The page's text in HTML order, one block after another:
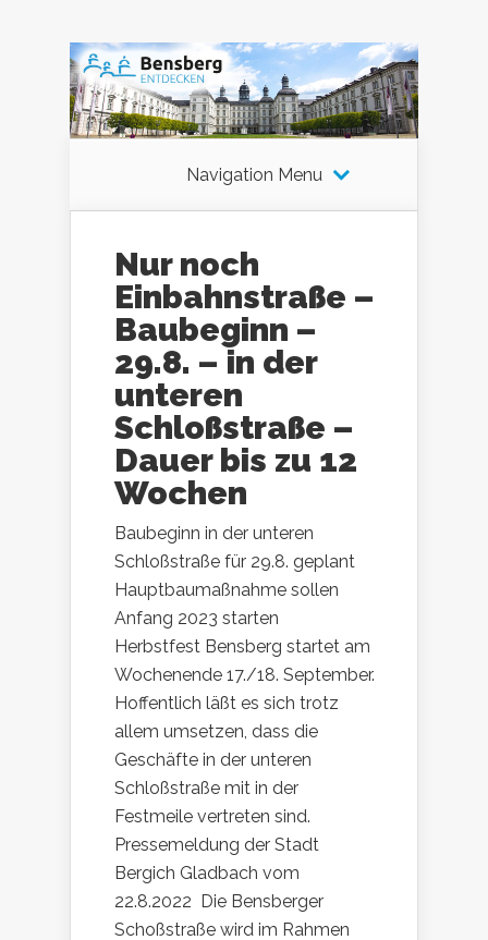
Navigation Menu
Nur noch
Einbahnstraße –
Baubeginn –
29.8. – in der
unteren
Schloßstraße –
Dauer bis zu 12
Wochen
Baubeginn in der unteren
Schloßstraße für 29.8. geplant
Hauptbaumaßnahme sollen
Anfang 2023 starten
Herbstfest Bensberg startet am
Wochenende 17./18. September.
Hoffentlich läßt es sich trotz
allem umsetzen, dass die
Geschäfte in der unteren
Schloßstraße mit in der
Festmeile vertreten sind.
Pressemeldung der Stadt
Bergich Gladbach vom
22.8.2022 Die Bensberger
Schoßstraße wird im Rahmen